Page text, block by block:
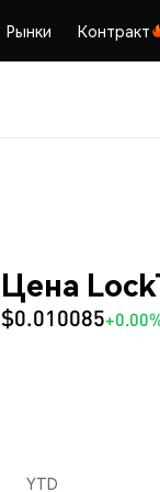
Рынки Контракт
Цена
$0.010085
YTD